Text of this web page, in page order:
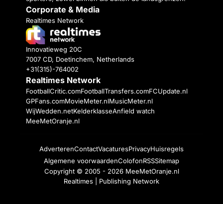
Corporate & Media
Realtimes Network
Innovatieweg 20C
7007 CD, Doetinchem, Netherlands
+31(315)-764002
Realtimes Network
FootballCritic.comFootballTransfers.comFCUpdate.nl
GPFans.comMovieMeter.nlMusicMeter.nl
WijWedden.netKelderklasseAnfield watch
MeeMetOranje.nl
AdverterenContactVacaturesPrivacyHuisregels
Algemene voorwaardenColofonRSSSitemap
Copyright © 2005 - 2026 MeeMetOranje.nl
Realtimes | Publishing Network